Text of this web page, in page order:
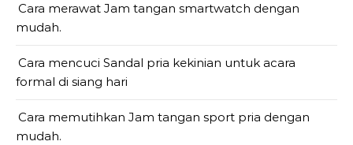
Cara merawat Jam tangan smartwatch dengan
mudah.
Cara mencuci Sandal pria kekinian untuk acara
formal di siang hari
Cara memutihkan Jam tangan sport pria dengan
mudah.